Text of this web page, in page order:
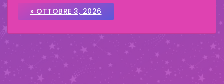
» OTTOBRE 3, 2026